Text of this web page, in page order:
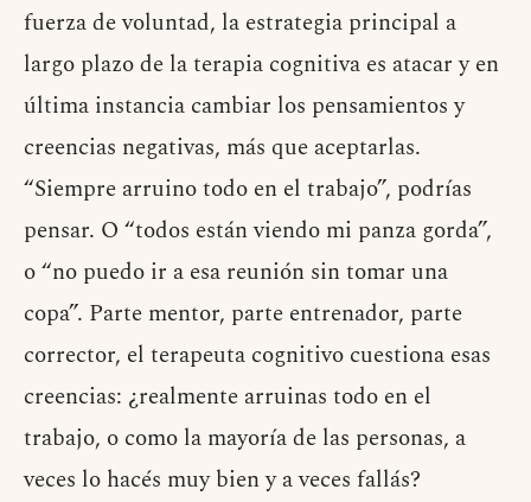
fuerza de voluntad, la estrategia principal a
largo plazo de la terapia cognitiva es atacar y en
última instancia cambiar los pensamientos y
creencias negativas, más que aceptarlas.
“Siempre arruino todo en el trabajo”, podrías
pensar. O “todos están viendo mi panza gorda”,
o “no puedo ir a esa reunión sin tomar una
copa”. Parte mentor, parte entrenador, parte
corrector, el terapeuta cognitivo cuestiona esas
creencias: ¿realmente arruinas todo en el
trabajo, o como la mayoría de las personas, a
veces lo hacés muy bien y a veces fallás?